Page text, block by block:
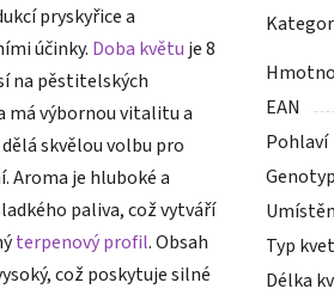
pryskyřice a
účinky. Doba květu je 8
na pěstitelských
má výbornou vitalitu a
skvělou volbu pro
Aroma je hluboké a
paliva, což vytváří
terpenový profil. Obsah
což poskytuje silné
EAN
Pohlaví
Genotyp
Typ
Délka